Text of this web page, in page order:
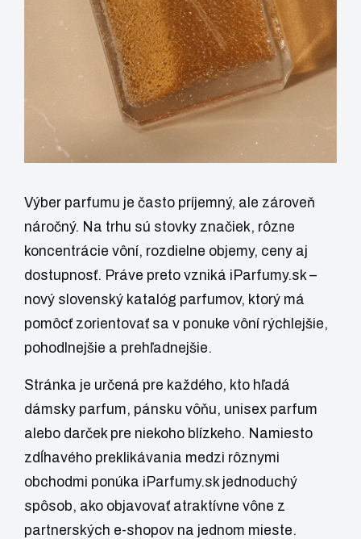
Výber parfumu je často príjemný, ale zároveň
náročný. Na trhu sú stovky značiek, rôzne
koncentrácie vôní, rozdielne objemy, ceny aj
dostupnosť. Práve preto vzniká iParfumy.sk–
nový slovenský katalóg parfumov, ktorý má
pomôcť zorientovať sa v ponuke vôní rýchlejšie,
pohodlnejšie a prehľadnejšie.
Stránka je určená pre každého, kto hľadá
dámsky parfum, pánsku vôňu, unisex parfum
alebo darček pre niekoho blízkeho. Namiesto
zdĺhavého preklikávania medzi rôznymi
obchodmi ponúka iParfumy.sk jednoduchý
spôsob, ako objavovať atraktívne vône z
partnerských e-shopov na jednom mieste.